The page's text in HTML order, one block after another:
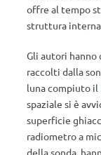
offre al tempo
struttura
Gli autori
raccolti dalla
luna compiuto il
spaziale si è
superficie
radiometro a
della sonda,